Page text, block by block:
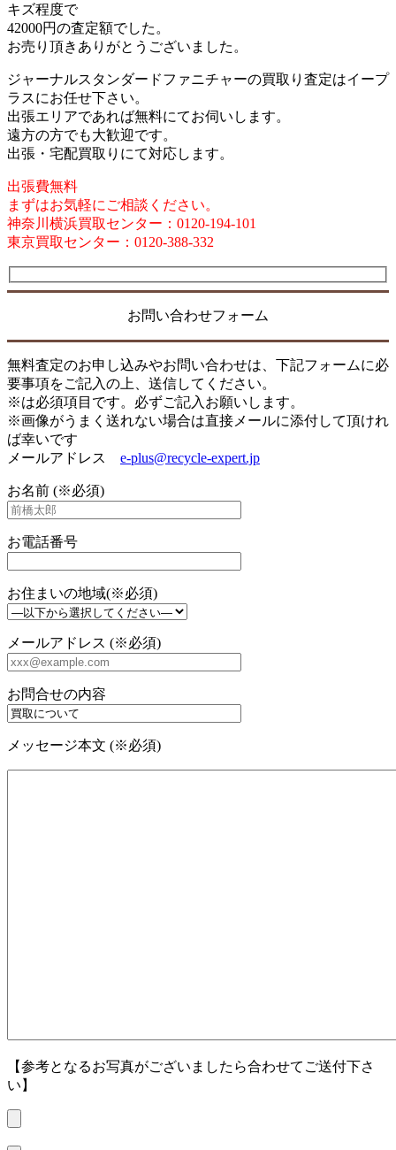
キズ程度で
42000円の査定額でした。
お売り頂きありがとうございました。
ジャーナルスタンダードファニチャーの買取り査定はイープ
ラスにお任せ下さい。
出張エリアであれば無料にてお伺いします。
遠方の方でも大歓迎です。
出張・宅配買取りにて対応します。
出張費無料
まずはお気軽にご相談ください。
神奈川横浜買取センター：0120-194-101
東京買取センター：0120-388-332
お問い合わせフォーム
無料査定のお申し込みやお問い合わせは、下記フォームに必
要事項をご記入の上、送信してください。
※は必須項目です。必ずご記入お願いします。
※画像がうまく送れない場合は直接メールに添付して頂けれ
ば幸いです
メールアドレス e-plus@recycle-expert.jp
お名前 (※必須)
お電話番号
お住まいの地域(※必須)
メールアドレス (※必須)
お問合せの内容
メッセージ本文 (※必須)
【参考となるお写真がございましたら合わせてご送付下さ
い】